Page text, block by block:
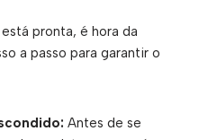
pronta, é hora da
a passo para garantir o
Antes de se